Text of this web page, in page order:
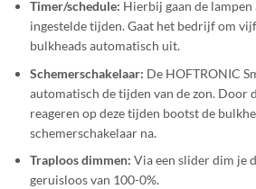
Timer/schedule: Hierbij gaan de
ingestelde tijden. Gaat het bedrijf om
bulkheads automatisch uit.
Schemerschakelaar: De HOFTRONIC
automatisch de tijden van de zon. Door
reageren op deze tijden bootst de
schemerschakelaar na.
Traploos dimmen:Via een slider dim je
geruisloos van 100-0%.